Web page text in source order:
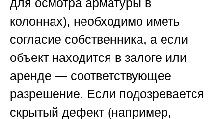
для осмотра арматуры в
колоннах), необходимо иметь
согласие собственника, а если
объект находится в залоге или
аренде — соответствующее
разрешение. Если подозревается
скрытый дефект (например,